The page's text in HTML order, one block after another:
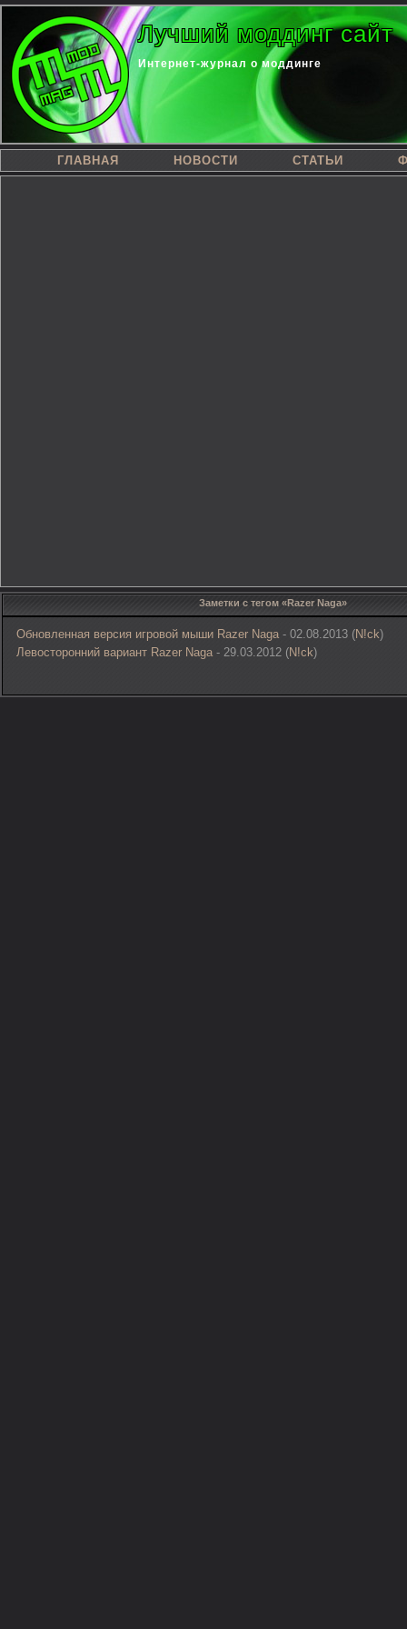
Лучший моддинг сайт
Интернет-журнал о моддинге
ГЛАВНАЯ НОВОСТИ СТАТЬИ
Заметки с тегом «Razer Naga»
Обновленная версия игровой мыши Razer Naga - 02.08.2013 (N!ck)
Левосторонний вариант Razer Naga - 29.03.2012 (N!ck)